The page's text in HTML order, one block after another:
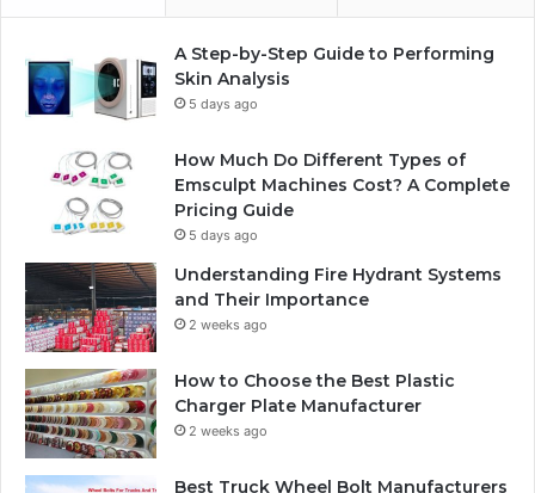
A Step-by-Step Guide to Performing
Skin Analysis
5 days ago
How Much Do Different Types of
Emsculpt Machines Cost? A Complete
Pricing Guide
5 days ago
Understanding Fire Hydrant Systems
and Their Importance
2 weeks ago
How to Choose the Best Plastic
Charger Plate Manufacturer
2 weeks ago
Best Truck Wheel Bolt Manufacturers